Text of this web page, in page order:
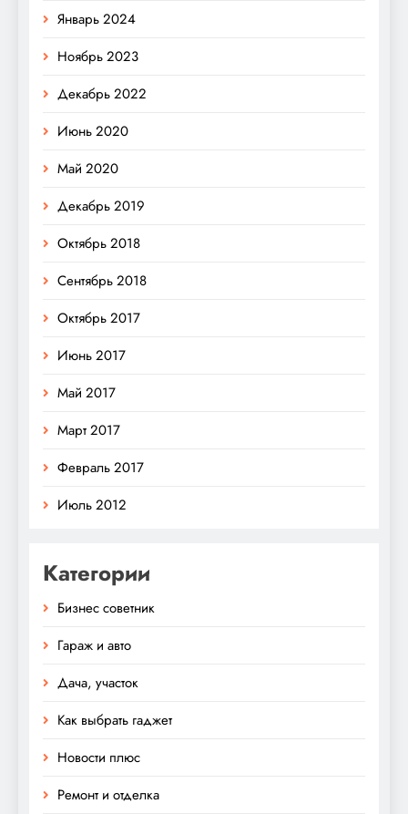
Январь 2024
Ноябрь 2023
Декабрь 2022
Июнь 2020
Май 2020
Декабрь 2019
Октябрь 2018
Сентябрь 2018
Октябрь 2017
Июнь 2017
Май 2017
Март 2017
Февраль 2017
Июль 2012
Категории
Бизнес советник
Гараж и авто
Дача, участок
Как выбрать гаджет
Новости плюс
Ремонт и отделка